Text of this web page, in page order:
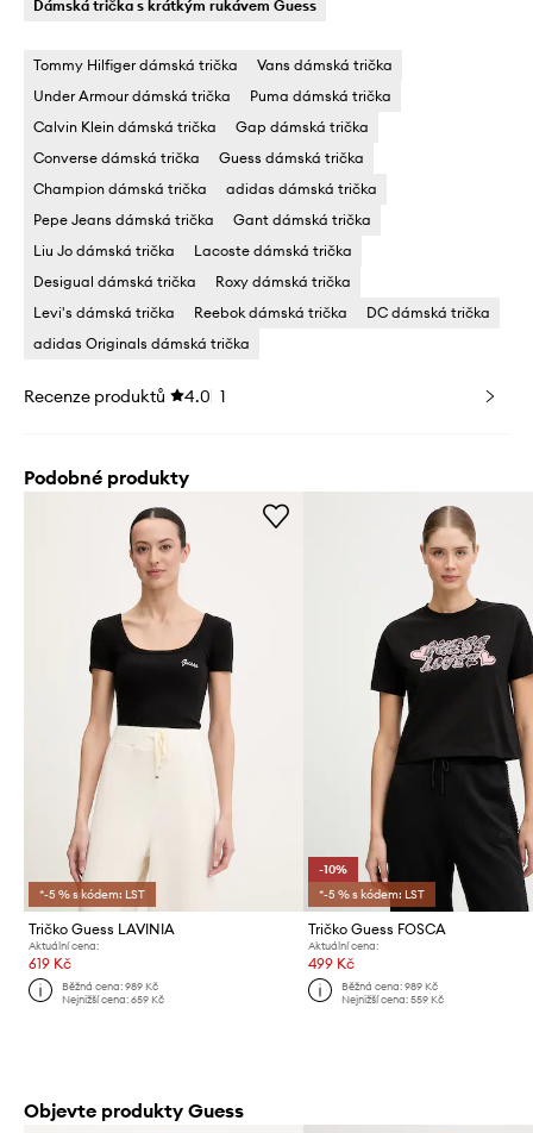
Dámská trička s krátkým rukávem Guess
Tommy Hilfiger dámská trička
Vans dámská trička
Under Armour dámská trička
Puma dámská trička
Calvin Klein dámská trička
Gap dámská trička
Converse dámská trička
Guess dámská trička
Champion dámská trička
adidas dámská trička
Pepe Jeans dámská trička
Gant dámská trička
Liu Jo dámská trička
Lacoste dámská trička
Desigual dámská trička
Roxy dámská trička
Levi's dámská trička
Reebok dámská trička
DC dámská trička
adidas Originals dámská trička
Recenze produktů 4.0 1
Podobné produkty
*-5 % s kódem: LST
Tričko Guess LAVINIA
Aktuální cena:
619 Kč
Běžná cena:989 Kč
Nejnižší cena:659 Kč
-10%
*-5 % s kódem: LST
Tričko Guess FOSCA
Aktuální cena:
499 Kč
Běžná cena: 989 Kč
Nejnižší cena: 559 Kč
Objevte produkty Guess